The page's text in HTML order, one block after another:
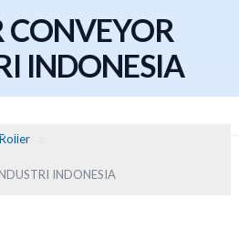
CONVEYOR
INDONESIA
Roller
INDONESIA